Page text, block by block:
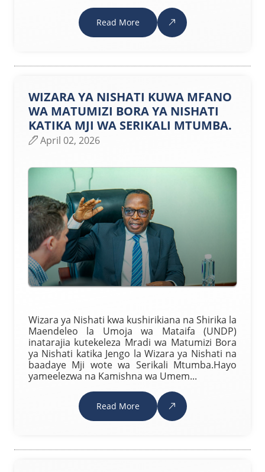
Read More
WIZARA YA NISHATI KUWA MFANO
WA MATUMIZI BORA YA NISHATI
KATIKA MJI WA SERIKALI MTUMBA.
April 02, 2026
Wizara ya Nishati kwa kushirikiana na Shirika la
Maendeleo la Umoja wa Mataifa (UNDP)
inatarajia kutekeleza Mradi wa Matumizi Bora
ya Nishati katika Jengo la Wizara ya Nishati na
baadaye Mji wote wa Serikali Mtumba.Hayo
yameelezwa na Kamishna wa Umem...
Read More